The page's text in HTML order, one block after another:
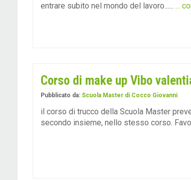
entrare subito nel mondo del lavoro...... ...
Corso di make up Vibo
Pubblicato da: Scuola Master di Cocco Giovanni
il corso di trucco della Scuola Master
secondo insieme, nello stesso corso.